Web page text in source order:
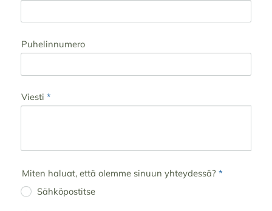
Puhelinnumero
Viesti *
Miten haluat, että olemme sinuun yhteydessä? *
Sähköpostitse